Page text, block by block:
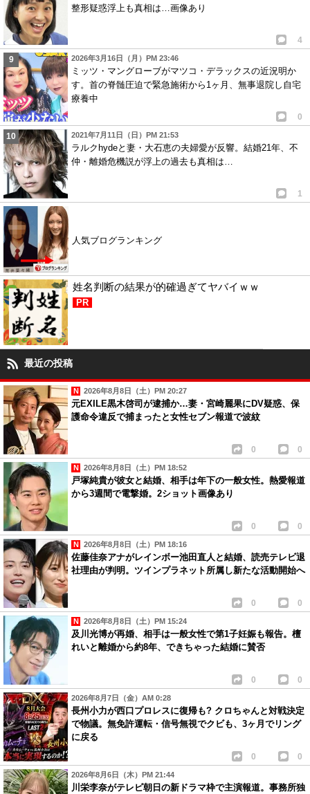
整形疑惑浮上も真相は…画像あり
4
2026年3月16日（月）PM 23:46
ミッツ・マングローブがマツコ・デラックスの近況明か
す。首の脊髄圧迫で緊急施術から1ヶ月、無事退院し自宅
療養中
0
2021年7月11日（日）PM 21:53
ラルクhydeと妻・大石恵の夫婦愛が反響。結婚21年、不
仲・離婚危機説が浮上の過去も真相は…
1
人気ブログランキング
姓名判断の結果が的確過ぎてヤバイｗｗ
PR
最近の投稿
2026年8月8日（土）PM 20:27
元EXILE黒木啓司が逮捕か…妻・宮崎麗果にDV疑惑、保
護命令違反で捕まったと女性セブン報道で波紋
0 0
2026年8月8日（土）PM 18:52
戸塚純貴が彼女と結婚、相手は年下の一般女性。熱愛報道
から3週間で電撃婚。2ショット画像あり
0 0
2026年8月8日（土）PM 18:16
佐藤佳奈アナがレインボー池田直人と結婚、読売テレビ退
社理由が判明。ツインプラネット所属し新たな活動開始へ
0 0
2026年8月8日（土）PM 15:24
及川光博が再婚、相手は一般女性で第1子妊娠も報告。檀
れいと離婚から約8年、できちゃった結婚に賛否
0 0
2026年8月7日（金）AM 0:28
長州小力が西口プロレスに復帰も? クロちゃんと対戦決定
で物議。無免許運転・信号無視でクビも、3ヶ月でリング
に戻る
0 0
2026年8月6日（木）PM 21:44
川栄李奈がテレビ朝日の新ドラマ枠で主演報道。事務所独